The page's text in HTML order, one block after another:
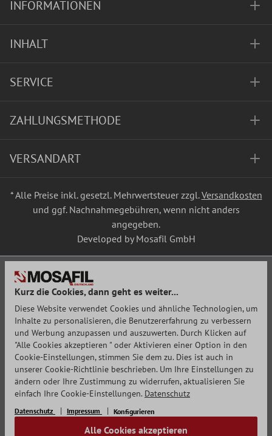
INFORMATIONEN
INHALT
SERVICE
ZAHLUNGSMETHODE
VERSANDART
* Alle Preise inkl. gesetzl. Mehrwertsteuer zzgl.Versandkosten
und ggf. Nachnahmegebühren, wenn nicht anders
angegeben.
Developed by Mosafil GmbH
Kurz die Cookies, dann geht es weiter...
Diese Website verwendet Cookies und ähnliche Technologien, um
Inhalte zu personalisieren, die Benutzererfahrung zu verbessern
und Werbung anzupassen und auszuwerten. Durch Klicken auf
"Alle Cookies akzeptieren " oder Aktivieren einer Option in den
Cookie-Einstellungen, stimmen Sie dem zu. Dies ist auch in
unserer Cookie-Richtlinie beschrieben. Um Ihre Einstellungen zu
ändern oder Ihre Zustimmung zu widerrufen, aktualisieren Sie
einfach Ihre Cookie-Einstellungen. Datenschutz
Datenschutz Impressum Konfigurieren
Alle Cookies akzeptieren